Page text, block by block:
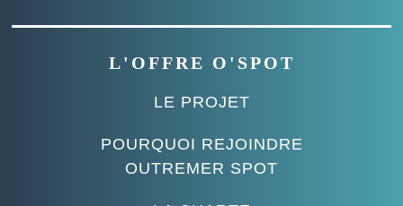
L'OFFRE O'SPOT
LE PROJET
POURQUOI REJOINDRE
OUTREMER SPOT